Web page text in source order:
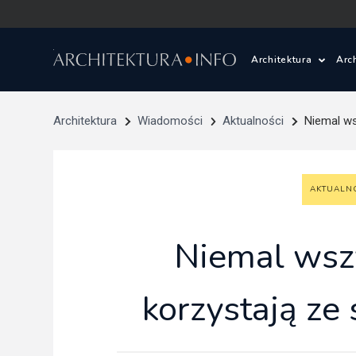
Architektura
Wasze
Architektura
Pracownie
Architektura Wiadomości Aktualności Niemal
Niemal
korzystają